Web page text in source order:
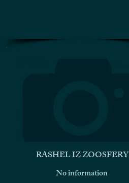
RASHEL IZ ZOOSFERY
No information